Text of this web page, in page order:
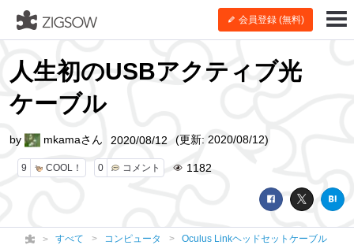
会員登録 (無料)
人生初のUSBアクティブ光
ケーブル
9 COOL！ 0 コメント 1182
by mkamaさん 2020/08/12 (更新: 2020/08/12)
すべて コンピュータ
Oculus Linkヘッドセットケーブル